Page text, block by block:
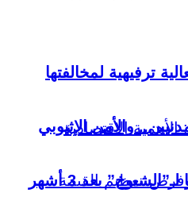
فاسو تحظر 18 فعالية ترفيهية لمخالفتها
في أمهرة يوقع 5 مدنيين.. والأمن الإثيوبي
بنين: باتريس تالون رئيسًا لـ”الشيوخ” بعد 3 أشهر